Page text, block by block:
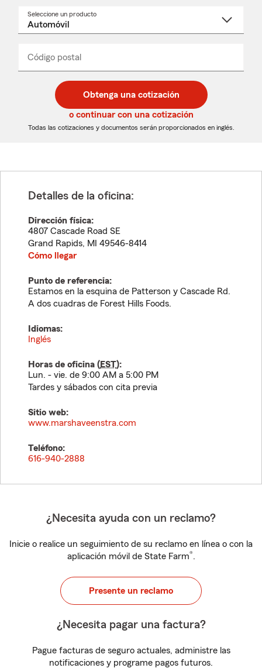
Seleccione un producto
desplegable
Código postal
de
5
dígitos
de
5
dígitos
_____
Obtenga una cotización
o continuar con una cotización
Todas las cotizaciones y documentos serán proporcionados en inglés.
Detalles de la oficina:
Dirección física:
4807 Cascade Road SE
Grand Rapids, MI
49546-8414
Cómo llegar
Punto de referencia:
Estamos en la esquina de Patterson y Cascade Rd.
A dos cuadras de Forest Hills Foods.
Idiomas:
Inglés
Horas de oficina (EST):
Lun. - vie. de 9:00 AM a 5:00 PM
Tardes y sábados con cita previa
Sitio web:
www.marshaveenstra.com
Teléfono:
616-940-2888
¿Necesita ayuda con un reclamo?
Inicie o realice un seguimiento de su reclamo en línea o con la
aplicación móvil de State Farm®.
Presente un reclamo
¿Necesita pagar una factura?
Pague facturas de seguro actuales, administre las
notificaciones y programe pagos futuros.